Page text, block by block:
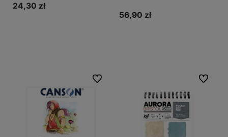
24,30 zł
56,90 zł
Do ulubionych Do